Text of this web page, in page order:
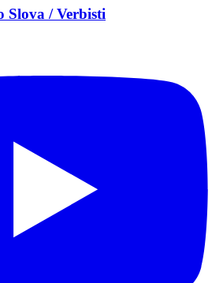
Slova / Verbisti